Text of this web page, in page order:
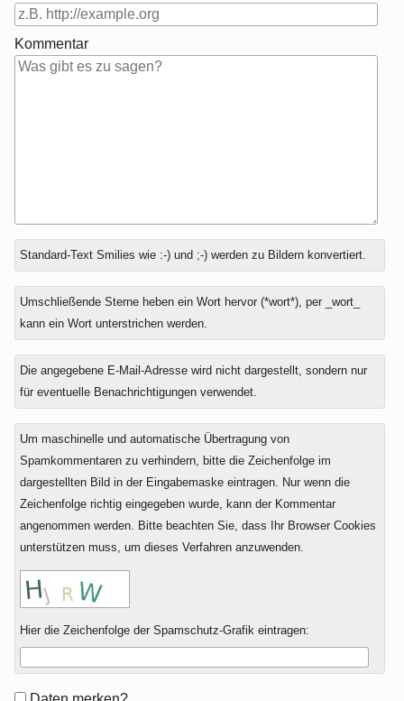
Kommentar
Antwort
zu
Standard-Text Smilies wie :-) und ;-) werden zu Bildern konvertiert.
Umschließende Sterne heben ein Wort hervor (*wort*), per _wort_
kann ein Wort unterstrichen werden.
Die angegebene E-Mail-Adresse wird nicht dargestellt, sondern nur
für eventuelle Benachrichtigungen verwendet.
Um maschinelle und automatische Übertragung von
Spamkommentaren zu verhindern, bitte die Zeichenfolge im
dargestellten Bild in der Eingabemaske eintragen. Nur wenn die
Zeichenfolge richtig eingegeben wurde, kann der Kommentar
angenommen werden. Bitte beachten Sie, dass Ihr Browser Cookies
unterstützen muss, um dieses Verfahren anzuwenden.
Hier die Zeichenfolge der Spamschutz-Grafik eintragen: